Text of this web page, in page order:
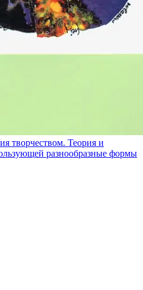
творчеством. Теория и
разнообразные формы